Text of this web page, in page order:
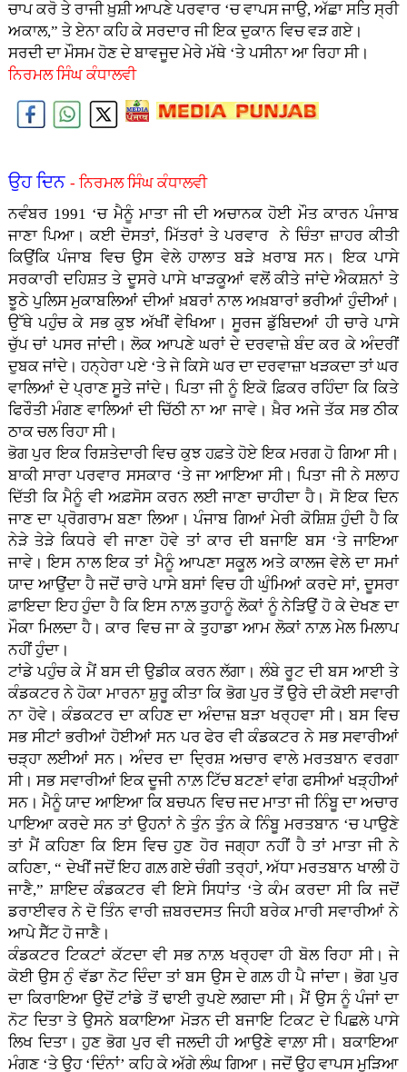
ਚਾਪ ਕਰੋ ਤੇ ਰਾਜੀ ਖ਼ੁਸ਼ੀ ਆਪਣੇ ਪਰਵਾਰ ‘ਚ ਵਾਪਸ ਜਾਉ, ਅੱਛਾ ਸਤਿ ਸ੍ਰੀ
ਅਕਾਲ,” ਤੇ ਏਨਾ ਕਹਿ ਕੇ ਸਰਦਾਰ ਜੀ ਇਕ ਦੁਕਾਨ ਵਿਚ ਵੜ ਗਏ।
ਸਰਦੀ ਦਾ ਮੌਸਮ ਹੋਣ ਦੇ ਬਾਵਜੂਦ ਮੇਰੇ ਮੱਥੇ ‘ਤੇ ਪਸੀਨਾ ਆ ਰਿਹਾ ਸੀ।
ਨਿਰਮਲ ਸਿੰਘ ਕੰਧਾਲਵੀ
ਉਹ ਦਿਨ - ਨਿਰਮਲ ਸਿੰਘ ਕੰਧਾਲਵੀ
ਨਵੰਬਰ 1991 ‘ਚ ਮੈਨੂੰ ਮਾਤਾ ਜੀ ਦੀ ਅਚਾਨਕ ਹੋਈ ਮੌਤ ਕਾਰਨ ਪੰਜਾਬ
ਜਾਣਾ ਪਿਆ। ਕਈ ਦੋਸਤਾਂ, ਮਿੱਤਰਾਂ ਤੇ ਪਰਵਾਰ ਨੇ ਚਿੰਤਾ ਜ਼ਾਹਰ ਕੀਤੀ
ਕਿਉਂਕਿ ਪੰਜਾਬ ਵਿਚ ਉਸ ਵੇਲੇ ਹਾਲਾਤ ਬੜੇ ਖ਼ਰਾਬ ਸਨ। ਇਕ ਪਾਸੇ
ਸਰਕਾਰੀ ਦਹਿਸ਼ਤ ਤੇ ਦੂਸਰੇ ਪਾਸੇ ਖਾੜਕੂਆਂ ਵਲੋਂ ਕੀਤੇ ਜਾਂਦੇ ਐਕਸ਼ਨਾਂ ਤੇ
ਝੂਠੇ ਪੁਲਿਸ ਮੁਕਾਬਲਿਆਂ ਦੀਆਂ ਖ਼ਬਰਾਂ ਨਾਲ ਅਖ਼ਬਾਰਾਂ ਭਰੀਆਂ ਹੁੰਦੀਆਂ।
ਉੱਥੇ ਪਹੁੰਚ ਕੇ ਸਭ ਕੁਝ ਅੱਖੀਂ ਵੇਖਿਆ। ਸੂਰਜ ਡੁੱਬਿਦਆਂ ਹੀ ਚਾਰੇ ਪਾਸੇ
ਚੁੱਪ ਚਾਂ ਪਸਰ ਜਾਂਦੀ। ਲੋਕ ਆਪਣੇ ਘਰਾਂ ਦੇ ਦਰਵਾਜ਼ੇ ਬੰਦ ਕਰ ਕੇ ਅੰਦਰੀਂ
ਦੁਬਕ ਜਾਂਦੇ। ਹਨ੍ਹੇਰਾ ਪਏ ‘ਤੇ ਜੇ ਕਿਸੇ ਘਰ ਦਾ ਦਰਵਾਜ਼ਾ ਖੜਕਦਾ ਤਾਂ ਘਰ
ਵਾਲਿਆਂ ਦੇ ਪ੍ਰਾਣ ਸੂਤੇ ਜਾਂਦੇ। ਪਿਤਾ ਜੀ ਨੂੰ ਇਕੋ ਫ਼ਿਕਰ ਰਹਿੰਦਾ ਕਿ ਕਿਤੇ
ਫਿਰੌਤੀ ਮੰਗਣ ਵਾਲਿਆਂ ਦੀ ਚਿੱਠੀ ਨਾ ਆ ਜਾਵੇ। ਖ਼ੈਰ ਅਜੇ ਤੱਕ ਸਭ ਠੀਕ
ਠਾਕ ਚਲ ਰਿਹਾ ਸੀ।
ਭੋਗ ਪੁਰ ਇਕ ਰਿਸ਼ਤੇਦਾਰੀ ਵਿਚ ਕੁਝ ਹਫ਼ਤੇ ਹੋਏ ਇਕ ਮਰਗ ਹੋ ਗਿਆ ਸੀ।
ਬਾਕੀ ਸਾਰਾ ਪਰਵਾਰ ਸਸਕਾਰ ‘ਤੇ ਜਾ ਆਇਆ ਸੀ। ਪਿਤਾ ਜੀ ਨੇ ਸਲਾਹ
ਦਿੱਤੀ ਕਿ ਮੈਨੂੰ ਵੀ ਅਫ਼ਸੋਸ ਕਰਨ ਲਈ ਜਾਣਾ ਚਾਹੀਦਾ ਹੈ। ਸੋ ਇਕ ਦਿਨ
ਜਾਣ ਦਾ ਪ੍ਰੋਗਰਾਮ ਬਣਾ ਲਿਆ। ਪੰਜਾਬ ਗਿਆਂ ਮੇਰੀ ਕੋਸ਼ਿਸ਼ ਹੁੰਦੀ ਹੈ ਕਿ
ਨੇੜੇ ਤੇੜੇ ਕਿਧਰੇ ਵੀ ਜਾਣਾ ਹੋਵੇ ਤਾਂ ਕਾਰ ਦੀ ਬਜਾਇ ਬਸ ‘ਤੇ ਜਾਇਆ
ਜਾਵੇ। ਇਸ ਨਾਲ ਇਕ ਤਾਂ ਮੈਨੂੰ ਆਪਣਾ ਸਕੂਲ ਅਤੇ ਕਾਲਜ ਵੇਲੇ ਦਾ ਸਮਾਂ
ਯਾਦ ਆਉਂਦਾ ਹੈ ਜਦੋਂ ਚਾਰੇ ਪਾਸੇ ਬਸਾਂ ਵਿਚ ਹੀ ਘੁੰਮਿਆਂ ਕਰਦੇ ਸਾਂ, ਦੂਸਰਾ
ਫ਼ਾਇਦਾ ਇਹ ਹੁੰਦਾ ਹੈ ਕਿ ਇਸ ਨਾਲ਼ ਤੁਹਾਨੂੰ ਲੋਕਾਂ ਨੂੰ ਨੇੜਿਉਂ ਹੋ ਕੇ ਦੇਖਣ ਦਾ
ਮੌਕਾ ਮਿਲਦਾ ਹੈ। ਕਾਰ ਵਿਚ ਜਾ ਕੇ ਤੁਹਾਡਾ ਆਮ ਲੋਕਾਂ ਨਾਲ਼ ਮੇਲ ਮਿਲਾਪ
ਨਹੀਂ ਹੁੰਦਾ।
ਟਾਂਡੇ ਪਹੁੰਚ ਕੇ ਮੈਂ ਬਸ ਦੀ ਉਡੀਕ ਕਰਨ ਲੱਗਾ। ਲੰਬੇ ਰੂਟ ਦੀ ਬਸ ਆਈ ਤੇ
ਕੰਡਕਟਰ ਨੇ ਹੋਕਾ ਮਾਰਨਾ ਸ਼ੁਰੂ ਕੀਤਾ ਕਿ ਭੋਗ ਪੁਰ ਤੋਂ ਉਰੇ ਦੀ ਕੋਈ ਸਵਾਰੀ
ਨਾ ਹੋਵੇ। ਕੰਡਕਟਰ ਦਾ ਕਹਿਣ ਦਾ ਅੰਦਾਜ਼ ਬੜਾ ਖਰ੍ਹਵਾ ਸੀ। ਬਸ ਵਿਚ
ਸਭ ਸੀਟਾਂ ਭਰੀਆਂ ਹੋਈਆਂ ਸਨ ਪਰ ਫੇਰ ਵੀ ਕੰਡਕਟਰ ਨੇ ਸਭ ਸਵਾਰੀਆਂ
ਚੜ੍ਹਾ ਲਈਆਂ ਸਨ। ਅੰਦਰ ਦਾ ਦ੍ਰਿਸ਼ ਅਚਾਰ ਵਾਲੇ ਮਰਤਬਾਨ ਵਰਗਾ
ਸੀ। ਸਭ ਸਵਾਰੀਆਂ ਇਕ ਦੂਜੀ ਨਾਲ਼ ਟਿੱਚ ਬਟਣਾਂ ਵਾਂਗ ਫਸੀਆਂ ਖੜ੍ਹੀਆਂ
ਸਨ। ਮੈਨੂੰ ਯਾਦ ਆਇਆ ਕਿ ਬਚਪਨ ਵਿਚ ਜਦ ਮਾਤਾ ਜੀ ਨਿੰਬੂ ਦਾ ਅਚਾਰ
ਪਾਇਆ ਕਰਦੇ ਸਨ ਤਾਂ ਉਹਨਾਂ ਨੇ ਤੁੰਨ ਤੁੰਨ ਕੇ ਨਿੰਬੂ ਮਰਤਬਾਨ ‘ਚ ਪਾਉਣੇ
ਤਾਂ ਮੈਂ ਕਹਿਣਾ ਕਿ ਇਸ ਵਿਚ ਹੁਣ ਹੋਰ ਜਗ੍ਹਾ ਨਹੀਂ ਹੈ ਤਾਂ ਮਾਤਾ ਜੀ ਨੇ
ਕਹਿਣਾ, “ ਦੇਖੀਂ ਜਦੋਂ ਇਹ ਗਲ਼ ਗਏ ਚੰਗੀ ਤਰ੍ਹਾਂ, ਅੱਧਾ ਮਰਤਬਾਨ ਖਾਲੀ ਹੋ
ਜਾਣੈ,” ਸ਼ਾਇਦ ਕੰਡਕਟਰ ਵੀ ਇਸੇ ਸਿਧਾਂਤ ‘ਤੇ ਕੰਮ ਕਰਦਾ ਸੀ ਕਿ ਜਦੋਂ
ਡਰਾਈਵਰ ਨੇ ਦੋ ਤਿੰਨ ਵਾਰੀ ਜ਼ਬਰਦਸਤ ਜਿਹੀ ਬਰੇਕ ਮਾਰੀ ਸਵਾਰੀਆਂ ਨੇ
ਆਪੇ ਸੈੱਟ ਹੋ ਜਾਣੈ।
ਕੰਡਕਟਰ ਟਿਕਟਾਂ ਕੱਟਦਾ ਵੀ ਸਭ ਨਾਲ਼ ਖਰ੍ਹਵਾ ਹੀ ਬੋਲ ਰਿਹਾ ਸੀ। ਜੇ
ਕੋਈ ਉਸ ਨੁੰ ਵੱਡਾ ਨੋਟ ਦਿੰਦਾ ਤਾਂ ਬਸ ਉਸ ਦੇ ਗਲ਼ ਹੀ ਪੈ ਜਾਂਦਾ। ਭੋਗ ਪੁਰ
ਦਾ ਕਿਰਾਇਆ ਉਦੋਂ ਟਾਂਡੇ ਤੋਂ ਢਾਈ ਰੁਪਏ ਲਗਦਾ ਸੀ। ਮੈਂ ਉਸ ਨੂੰ ਪੰਜਾਂ ਦਾ
ਨੋਟ ਦਿਤਾ ਤੇ ਉਸਨੇ ਬਕਾਇਆ ਮੋੜਨ ਦੀ ਬਜਾਇ ਟਿਕਟ ਦੇ ਪਿਛਲੇ ਪਾਸੇ
ਲਿਖ ਦਿਤਾ। ਹੁਣ ਭੋਗ ਪੁਰ ਵੀ ਜਲਦੀ ਹੀ ਆਉਣੇ ਵਾਲ਼ਾ ਸੀ। ਬਕਾਇਆ
ਮੰਗਣ ‘ਤੇ ਉਹ ‘ਦਿੰਨਾਂ’ ਕਹਿ ਕੇ ਅੱਗੇ ਲੰਘ ਗਿਆ। ਜਦੋਂ ਉਹ ਵਾਪਸ ਮੁੜਿਆ